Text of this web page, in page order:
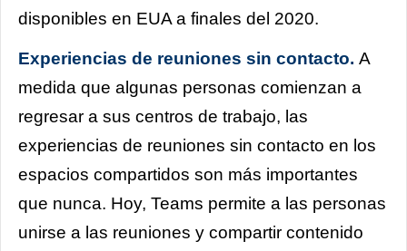
disponibles en EUA a finales del 2020.
Experiencias de reuniones sin contacto. A
medida que algunas personas comienzan a
regresar a sus centros de trabajo, las
experiencias de reuniones sin contacto en los
espacios compartidos son más importantes
que nunca. Hoy, Teams permite a las personas
unirse a las reuniones y compartir contenido